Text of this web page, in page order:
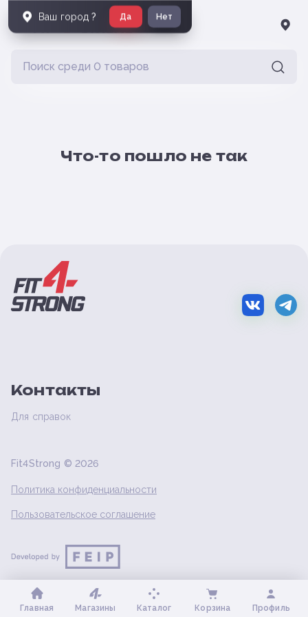
Что-то пошло не так
Контакты
Для справок
Fit4Strong © 2026
Политика конфиденциальности
Пользовательское соглашение
Главная Магазины Каталог Корзина Профиль
Ваш город ? Да Нет